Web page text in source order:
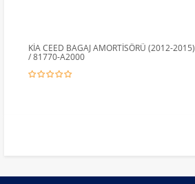
KİA CEED BAGAJ AMORTİSÖRÜ (2012-2015)
/ 81770-A2000